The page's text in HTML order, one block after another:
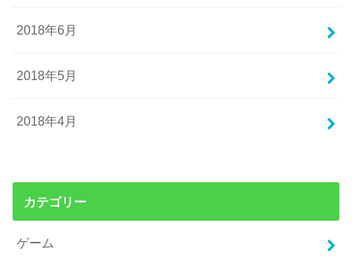
2018年6月
2018年5月
2018年4月
カテゴリー
ゲーム